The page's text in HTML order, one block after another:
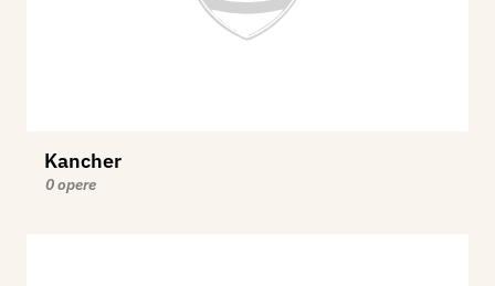
Kancher
0 opere